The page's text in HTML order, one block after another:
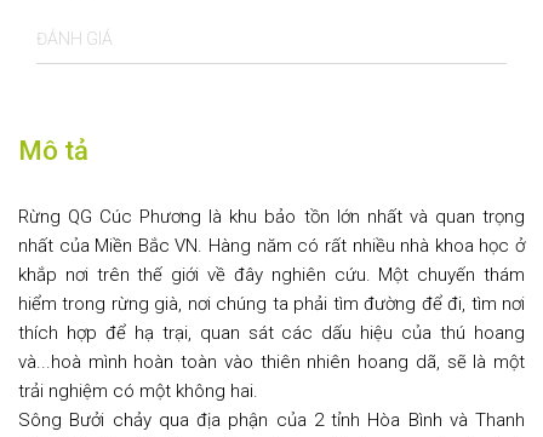
ĐÁNH GIÁ
Mô tả
Rừng QG Cúc Phương là khu bảo tồn lớn nhất và quan trọng
nhất của Miền Bắc VN. Hàng năm có rất nhiều nhà khoa học ở
khắp nơi trên thế giới về đây nghiên cứu. Một chuyến thám
hiểm trong rừng già, nơi chúng ta phải tìm đường để đi, tìm nơi
thích hợp để hạ trại, quan sát các dấu hiệu của thú hoang
và...hoà mình hoàn toàn vào thiên nhiên hoang dã, sẽ là một
trải nghiệm có một không hai.
Sông Bưởi chảy qua địa phận của 2 tỉnh Hòa Bình và Thanh